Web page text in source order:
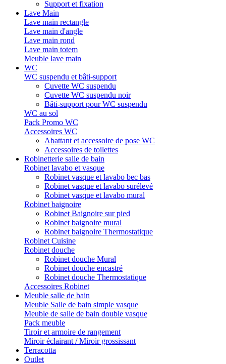
Support et fixation
Lave Main
Lave main rectangle
Lave main d'angle
Lave main rond
Lave main totem
Meuble lave main
WC
WC suspendu et bâti-support
Cuvette WC suspendu
Cuvette WC suspendu noir
Bâti-support pour WC suspendu
WC au sol
Pack Promo WC
Accessoires WC
Abattant et accessoire de pose WC
Accessoires de toilettes
Robinetterie salle de bain
Robinet lavabo et vasque
Robinet vasque et lavabo bec bas
Robinet vasque et lavabo surélevé
Robinet vasque et lavabo mural
Robinet baignoire
Robinet Baignoire sur pied
Robinet baignoire mural
Robinet baignoire Thermostatique
Robinet Cuisine
Robinet douche
Robinet douche Mural
Robinet douche encastré
Robinet douche Thermostatique
Accessoires Robinet
Meuble salle de bain
Meuble Salle de bain simple vasque
Meuble de salle de bain double vasque
Pack meuble
Tiroir et armoire de rangement
Miroir éclairant / Miroir grossissant
Terracotta
Outlet